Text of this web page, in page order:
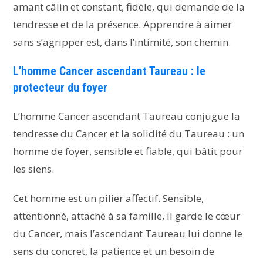
amant câlin et constant, fidèle, qui demande de la
tendresse et de la présence. Apprendre à aimer
sans s’agripper est, dans l’intimité, son chemin.
L’homme Cancer ascendant Taureau : le
protecteur du foyer
L’homme Cancer ascendant Taureau conjugue la
tendresse du Cancer et la solidité du Taureau : un
homme de foyer, sensible et fiable, qui bâtit pour
les siens.
Cet homme est un pilier affectif. Sensible,
attentionné, attaché à sa famille, il garde le cœur
du Cancer, mais l’ascendant Taureau lui donne le
sens du concret, la patience et un besoin de